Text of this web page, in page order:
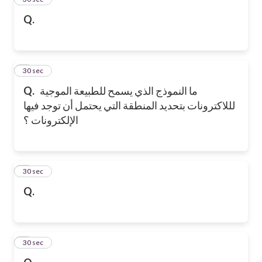
Q.
Q. ما النموذج الذي يسمح للطبيعة الموجية
لللاكترونات بتحديد المنطقة التي يحتمل أن توجد فيها
الإلكترونات ؟
4
30 sec
Q.
5
30 sec
6
30 sec